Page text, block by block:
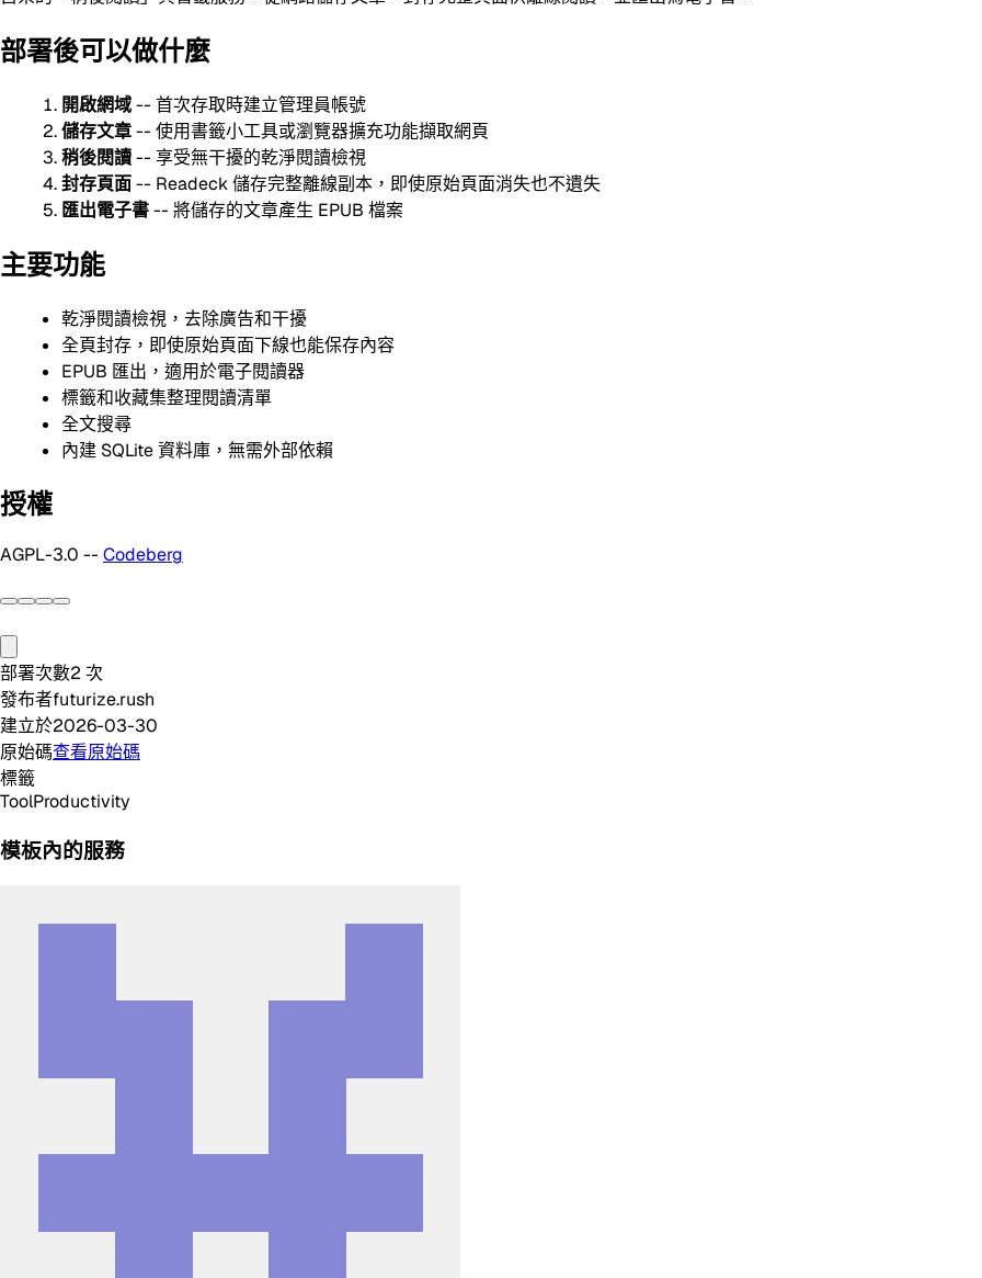
部署後可以做什麼
開啟網域-- 首次存取時建立管理員帳號
儲存文章-- 使用書籤小工具或瀏覽器擴充功能擷取網頁
稍後閱讀-- 享受無干擾的乾淨閱讀檢視
封存頁面-- Readeck 儲存完整離線副本，即使原始頁面消失也不遺失
匯出電子書-- 將儲存的文章產生 EPUB 檔案
主要功能
乾淨閱讀檢視，去除廣告和干擾
全頁封存，即使原始頁面下線也能保存內容
EPUB 匯出，適用於電子閱讀器
標籤和收藏集整理閱讀清單
全文搜尋
內建 SQLite 資料庫，無需外部依賴
授權
AGPL-3.0 -- Codeberg
部署次數2 次
發布者futurize.rush
建立於2026-03-30
原始碼查看原始碼
標籤
ToolProductivity
模板內的服務